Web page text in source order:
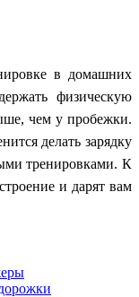
в домашних
физическую
чем у пробежки.
делать зарядку
тренировками. К
и дарят вам